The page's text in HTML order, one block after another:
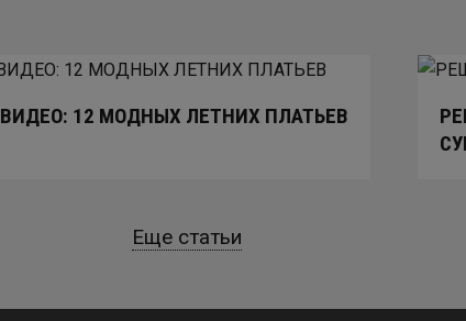
ВИДЕО: 12 МОДНЫХ ЛЕТНИХ ПЛАТЬЕВ
Еще статьи